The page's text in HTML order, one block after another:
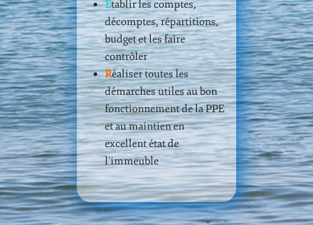
Établir les comptes,
décomptes, répartitions,
budget et les faire
contrôler
Réaliser toutes les
démarches utiles au bon
fonctionnement de la PPE
et au maintien en
excellent état de
l’immeuble